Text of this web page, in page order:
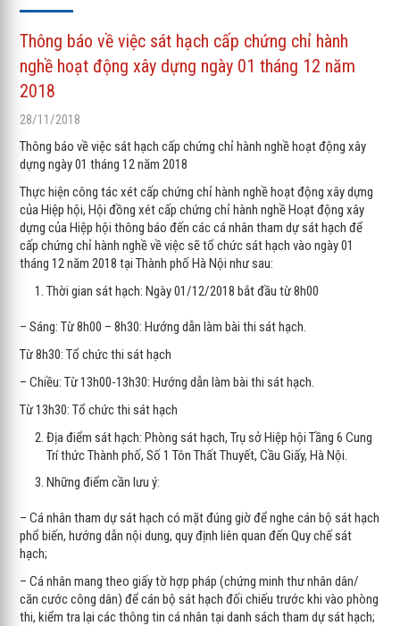
Thông báo về việc sát hạch cấp chứng chỉ hành
nghề hoạt động xây dựng ngày 01 tháng 12 năm
2018
28/11/2018
Thông báo về việc sát hạch cấp chứng chỉ hành nghề hoạt động xây
dựng ngày 01 tháng 12 năm 2018
Thực hiện công tác xét cấp chứng chỉ hành nghề hoạt động xây dựng
của Hiệp hội, Hội đồng xét cấp chứng chỉ hành nghề Hoạt động xây
dựng của Hiệp hội thông báo đến các cá nhân tham dự sát hạch để
cấp chứng chỉ hành nghề về việc sẽ tổ chức sát hạch vào ngày 01
tháng 12 năm 2018 tại Thành phố Hà Nội như sau:
Thời gian sát hạch: Ngày 01/12/2018 bắt đầu từ 8h00
– Sáng: Từ 8h00 – 8h30: Hướng dẫn làm bài thi sát hạch.
Từ 8h30: Tổ chức thi sát hạch
– Chiều: Từ 13h00-13h30: Hướng dẫn làm bài thi sát hạch.
Từ 13h30: Tổ chức thi sát hạch
Địa điểm sát hạch: Phòng sát hạch, Trụ sở Hiệp hội Tầng 6 Cung
Trí thức Thành phố, Số 1 Tôn Thất Thuyết, Cầu Giấy, Hà Nội.
Những điểm cần lưu ý:
– Cá nhân tham dự sát hạch có mặt đúng giờ để nghe cán bộ sát hạch
phổ biến, hướng dẫn nội dung, quy định liên quan đến Quy chế sát
hạch;
– Cá nhân mang theo giấy tờ hợp pháp (chứng minh thư nhân dân/
căn cước công dân) để cán bộ sát hạch đối chiếu trước khi vào phòng
thi, kiểm tra lại các thông tin cá nhân tại danh sách tham dự sát hạch;